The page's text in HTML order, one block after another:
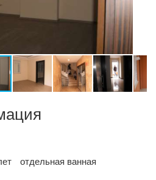
отдельная ванная